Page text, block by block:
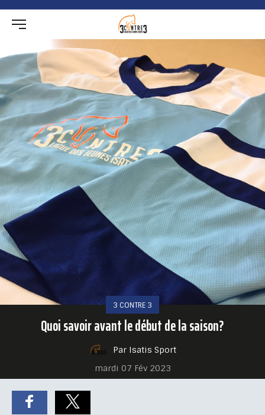
3 CONTRE 3
Quoi savoir avant le début de la saison?
Par Isatis Sport
mardi 07 Fév 2023